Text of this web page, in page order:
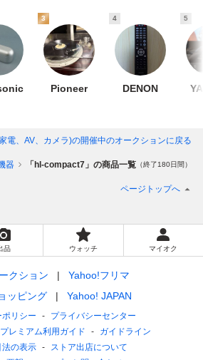
3
Pioneer
4
DENON
5
電、AV、カメラ)の開催中のオークションに戻る
器 「hl-compact7」の商品一覧 （終了180日間）
ページトップへ
品 ウォッチ マイオク
クション
Yahoo!フリマ
ッピング
Yahoo! JAPAN
リシー
プライバシーセンター
レミアム利用ガイド
ガイドライン
法の表示
ストア出店について